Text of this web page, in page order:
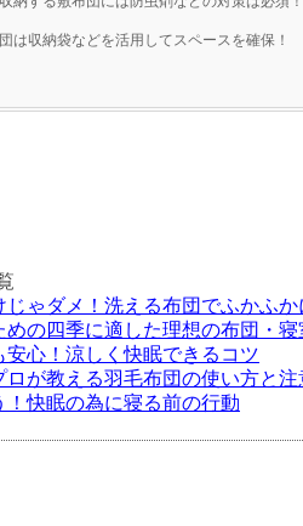
は収納袋などを活用してスペースを確保！
じゃダメ！洗える布団でふかふか
めの四季に適した理想の布団・寝
安心！涼しく快眠できるコツ
ロが教える羽毛布団の使い方と注
！快眠の為に寝る前の行動